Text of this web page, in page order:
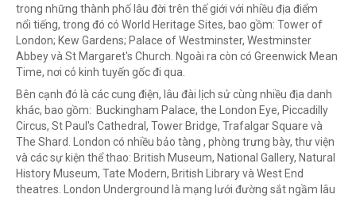
trong những thành phố lâu đời trên thế giới với nhiều địa điểm
nổi tiếng, trong đó có World Heritage Sites, bao gồm: Tower of
London; Kew Gardens; Palace of Westminster, Westminster
Abbey và St Margaret's Church. Ngoài ra còn có Greenwick Mean
Time, nơi có kinh tuyến gốc đi qua.
Bên cạnh đó là các cung điện, lâu đài lịch sử cùng nhiều địa danh
khác, bao gồm: Buckingham Palace, the London Eye, Piccadilly
Circus, St Paul's Cathedral, Tower Bridge, Trafalgar Square và
The Shard. London có nhiều bảo tàng , phòng trưng bày, thư viện
và các sự kiện thể thao: British Museum, National Gallery, Natural
History Museum, Tate Modern, British Library và West End
theatres.
London Underground là mạng lưới đường sắt ngầm lâu